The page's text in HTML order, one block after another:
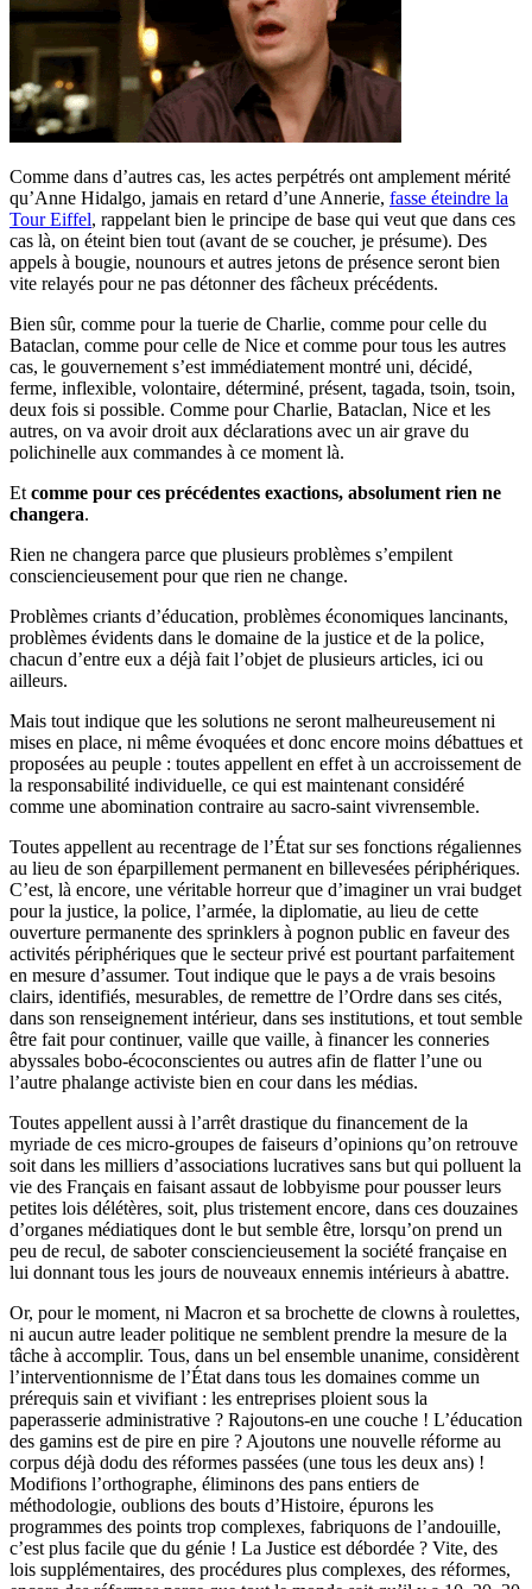
Comme dans d’autres cas, les actes perpétrés ont amplement mérité
qu’Anne Hidalgo, jamais en retard d’une Annerie, fasse éteindre la
Tour Eiffel, rappelant bien le principe de base qui veut que dans ces
cas là, on éteint bien tout (avant de se coucher, je présume). Des
appels à bougie, nounours et autres jetons de présence seront bien
vite relayés pour ne pas détonner des fâcheux précédents.
Bien sûr, comme pour la tuerie de Charlie, comme pour celle du
Bataclan, comme pour celle de Nice et comme pour tous les autres
cas, le gouvernement s’est immédiatement montré uni, décidé,
ferme, inflexible, volontaire, déterminé, présent, tagada, tsoin, tsoin,
deux fois si possible. Comme pour Charlie, Bataclan, Nice et les
autres, on va avoir droit aux déclarations avec un air grave du
polichinelle aux commandes à ce moment là.
Et comme pour ces précédentes exactions, absolument rien ne
changera.
Rien ne changera parce que plusieurs problèmes s’empilent
consciencieusement pour que rien ne change.
Problèmes criants d’éducation, problèmes économiques lancinants,
problèmes évidents dans le domaine de la justice et de la police,
chacun d’entre eux a déjà fait l’objet de plusieurs articles, ici ou
ailleurs.
Mais tout indique que les solutions ne seront malheureusement ni
mises en place, ni même évoquées et donc encore moins débattues et
proposées au peuple : toutes appellent en effet à un accroissement de
la responsabilité individuelle, ce qui est maintenant considéré
comme une abomination contraire au sacro-saint vivrensemble.
Toutes appellent au recentrage de l’État sur ses fonctions régaliennes
au lieu de son éparpillement permanent en billevesées périphériques.
C’est, là encore, une véritable horreur que d’imaginer un vrai budget
pour la justice, la police, l’armée, la diplomatie, au lieu de cette
ouverture permanente des sprinklers à pognon public en faveur des
activités périphériques que le secteur privé est pourtant parfaitement
en mesure d’assumer. Tout indique que le pays a de vrais besoins
clairs, identifiés, mesurables, de remettre de l’Ordre dans ses cités,
dans son renseignement intérieur, dans ses institutions, et tout semble
être fait pour continuer, vaille que vaille, à financer les conneries
abyssales bobo-écoconscientes ou autres afin de flatter l’une ou
l’autre phalange activiste bien en cour dans les médias.
Toutes appellent aussi à l’arrêt drastique du financement de la
myriade de ces micro-groupes de faiseurs d’opinions qu’on retrouve
soit dans les milliers d’associations lucratives sans but qui polluent la
vie des Français en faisant assaut de lobbyisme pour pousser leurs
petites lois délétères, soit, plus tristement encore, dans ces douzaines
d’organes médiatiques dont le but semble être, lorsqu’on prend un
peu de recul, de saboter consciencieusement la société française en
lui donnant tous les jours de nouveaux ennemis intérieurs à abattre.
Or, pour le moment, ni Macron et sa brochette de clowns à roulettes,
ni aucun autre leader politique ne semblent prendre la mesure de la
tâche à accomplir. Tous, dans un bel ensemble unanime, considèrent
l’interventionnisme de l’État dans tous les domaines comme un
prérequis sain et vivifiant : les entreprises ploient sous la
paperasserie administrative ? Rajoutons-en une couche ! L’éducation
des gamins est de pire en pire ? Ajoutons une nouvelle réforme au
corpus déjà dodu des réformes passées (une tous les deux ans) !
Modifions l’orthographe, éliminons des pans entiers de
méthodologie, oublions des bouts d’Histoire, épurons les
programmes des points trop complexes, fabriquons de l’andouille,
c’est plus facile que du génie ! La Justice est débordée ? Vite, des
lois supplémentaires, des procédures plus complexes, des réformes,